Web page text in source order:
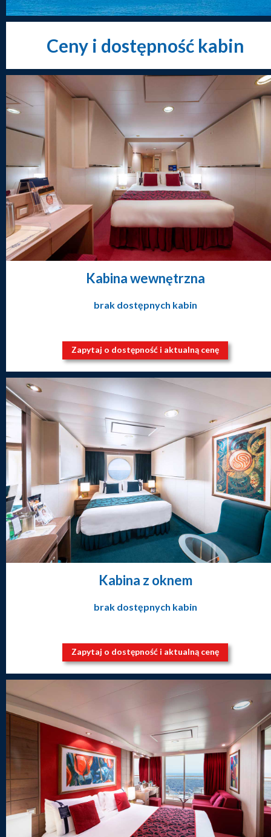
Ceny i dostępność kabin
Kabina wewnętrzna
brak dostępnych kabin
Zapytaj o dostępność i aktualną cenę
Kabina z oknem
brak dostępnych kabin
Zapytaj o dostępność i aktualną cenę